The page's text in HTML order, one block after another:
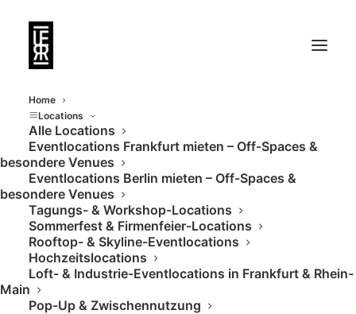
Home
Locations
Alle Locations
Eventlocations Frankfurt mieten – Off-Spaces &
besondere Venues
Eventlocations Berlin mieten – Off-Spaces &
besondere Venues
Tagungs- & Workshop-Locations
Sommerfest & Firmenfeier-Locations
Rooftop- & Skyline-Eventlocations
Hochzeitslocations
Loft- & Industrie-Eventlocations in Frankfurt & Rhein-
Main
Pop-Up & Zwischennutzung
Vom Kosmetiksalon
zum modernen
Eventspace